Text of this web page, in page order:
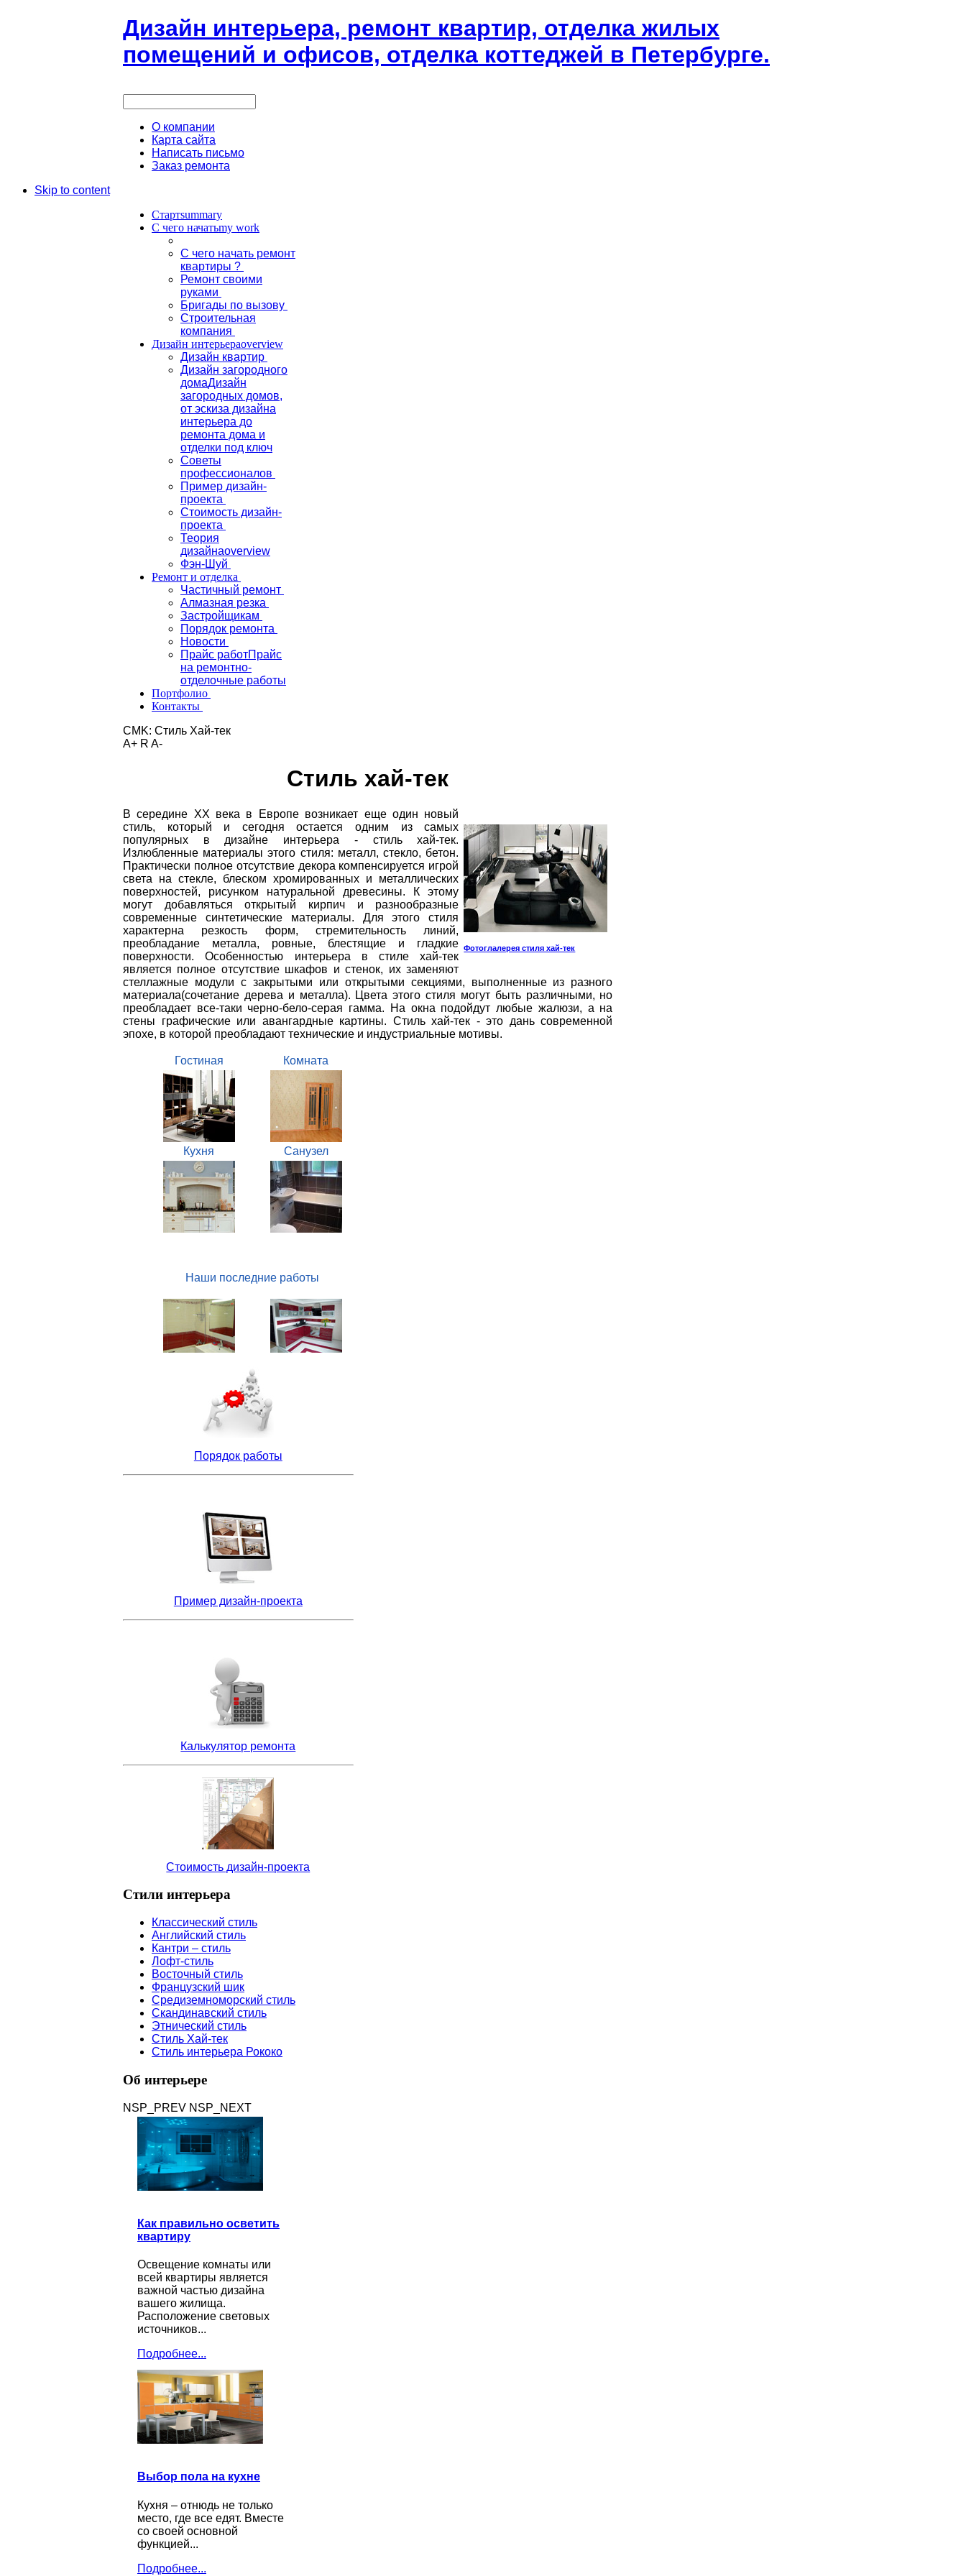
Дизайн интерьера, ремонт квартир, отделка жилых
помещений и офисов, отделка коттеджей в Петербурге.
О компании
Карта сайта
Написать письмо
Заказ ремонта
Skip to content
Стартsummary
С чего начатьmy work
С чего начать ремонт
квартиры ?
Ремонт своими
руками
Бригады по вызову
Строительная
компания
Дизайн интерьераoverview
Дизайн квартир
Дизайн загородного
домаДизайн
загородных домов,
от эскиза дизайна
интерьера до
ремонта дома и
отделки под ключ
Советы
профессионалов
Пример дизайн-
проекта
Стоимость дизайн-
проекта
Теория
дизайнаoverview
Фэн-Шуй
Ремонт и отделка
Частичный ремонт
Алмазная резка
Застройщикам
Порядок ремонта
Новости
Прайс работПрайс
на ремонтно-
отделочные работы
Портфолио
Контакты
CMK: Стиль Хай-тек
A+ R A-
Стиль хай-тек
Фотоглалерея стиля хай-тек
В середине XX века в Европе возникает еще один новый
стиль, который и сегодня остается одним из самых
популярных в дизайне интерьера - стиль хай-тек.
Излюбленные материалы этого стиля: металл, стекло, бетон.
Практически полное отсутствие декора компенсируется игрой
света на стекле, блеском хромированных и металлических
поверхностей, рисунком натуральной древесины. К этому
могут добавляться открытый кирпич и разнообразные
современные синтетические материалы. Для этого стиля
характерна резкость форм, стремительность линий,
преобладание металла, ровные, блестящие и гладкие
поверхности. Особенностью интерьера в стиле хай-тек
является полное отсутствие шкафов и стенок, их заменяют
стеллажные модули с закрытыми или открытыми секциями, выполненные из разного
материала(сочетание дерева и металла). Цвета этого стиля могут быть различными, но
преобладает все-таки черно-бело-серая гамма. На окна подойдут любые жалюзи, а на
стены графические или авангардные картины. Стиль хай-тек - это дань современной
эпохе, в которой преобладают технические и индустриальные мотивы.
Гостиная Комната
Кухня Санузел
Наши последние работы
Порядок работы
П ример дизайн-проекта
Калькулятор ремонта
Стоимость дизайн-проекта
Стили интерьера
Классический стиль
Английский стиль
Кантри – стиль
Лофт-стиль
Восточный стиль
Французский шик
Средиземноморский стиль
Скандинавский стиль
Этнический стиль
Стиль Хай-тек
Стиль интерьера Рококо
Об интерьере
NSP_PREV NSP_NEXT
Как правильно осветить
квартиру
Освещение комнаты или
всей квартиры является
важной частью дизайна
вашего жилища.
Расположение световых
источников...
Подробнее...
Выбор пола на кухне
Кухня – отнюдь не только
место, где все едят. Вместе
со своей основной
функцией...
Подробнее...